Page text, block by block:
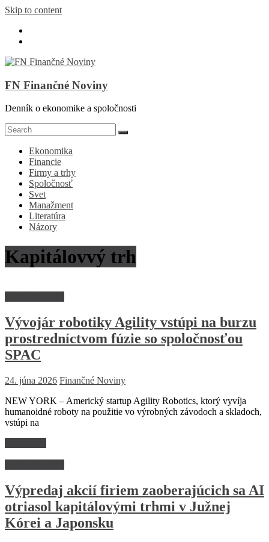
Skip to content
FN Finančné Noviny
Denník o ekonomike a spoločnosti
Ekonomika
Financie
Firmy a trhy
Spoločnosť
Svet
Manažment
Literatúra
Názory
Kapitálovvý trh
Vývojár robotiky Agility vstúpi na burzu
prostredníctvom fúzie so spoločnosťou
SPAC
24. júna 2026 Finančné Noviny
NEW YORK – Americký startup Agility Robotics, ktorý vyvíja
humanoidné roboty na použitie vo výrobných závodoch a skladoch,
vstúpi na
Výpredaj akcií firiem zaoberajúcich sa AI
otriasol kapitálovými trhmi v Južnej
Kórei a Japonsku